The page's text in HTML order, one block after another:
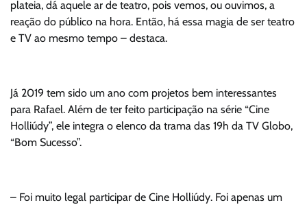
plateia, dá aquele ar de teatro, pois vemos, ou ouvimos, a
reação do público na hora. Então, há essa magia de ser teatro
e TV ao mesmo tempo – destaca.
Já 2019 tem sido um ano com projetos bem interessantes
para Rafael. Além de ter feito participação na série “Cine
Holliúdy”, ele integra o elenco da trama das 19h da TV Globo,
“Bom Sucesso”.
– Foi muito legal participar de Cine Holliúdy. Foi apenas um